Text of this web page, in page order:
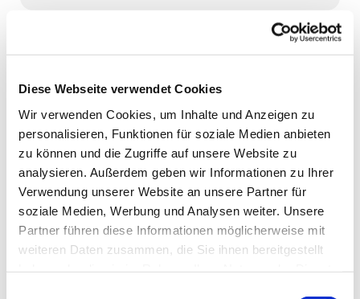
Diese Webseite verwendet Cookies
Wir verwenden Cookies, um Inhalte und Anzeigen zu
personalisieren, Funktionen für soziale Medien anbieten
zu können und die Zugriffe auf unsere Website zu
analysieren. Außerdem geben wir Informationen zu Ihrer
Verwendung unserer Website an unsere Partner für
soziale Medien, Werbung und Analysen weiter. Unsere
Partner führen diese Informationen möglicherweise mit
weiteren Daten zusammen, die Sie ihnen bereitgestellt